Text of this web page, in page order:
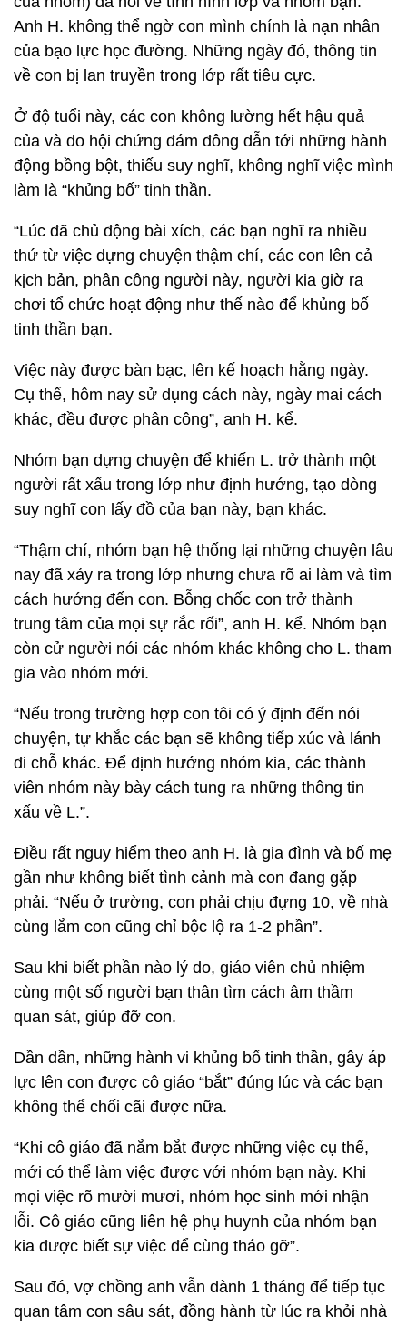
Anh H. không thể ngờ con mình chính là nạn nhân
của bạo lực học đường. Những ngày đó, thông tin
về con bị lan truyền trong lớp rất tiêu cực.
Ở độ tuổi này, các con không lường hết hậu quả
của và do hội chứng đám đông dẫn tới những hành
động bồng bột, thiếu suy nghĩ, không nghĩ việc mình
làm là “khủng bố” tinh thần.
“Lúc đã chủ động bài xích, các bạn nghĩ ra nhiều
thứ từ việc dựng chuyện thậm chí, các con lên cả
kịch bản, phân công người này, người kia giờ ra
chơi tổ chức hoạt động như thế nào để khủng bố
tinh thần bạn.
Việc này được bàn bạc, lên kế hoạch hằng ngày.
Cụ thể, hôm nay sử dụng cách này, ngày mai cách
khác, đều được phân công”, anh H. kể.
Nhóm bạn dựng chuyện để khiến L. trở thành một
người rất xấu trong lớp như định hướng, tạo dòng
suy nghĩ con lấy đồ của bạn này, bạn khác.
“Thậm chí, nhóm bạn hệ thống lại những chuyện lâu
nay đã xảy ra trong lớp nhưng chưa rõ ai làm và tìm
cách hướng đến con. Bỗng chốc con trở thành
trung tâm của mọi sự rắc rối”, anh H. kể. Nhóm bạn
còn cử người nói các nhóm khác không cho L. tham
gia vào nhóm mới.
“Nếu trong trường hợp con tôi có ý định đến nói
chuyện, tự khắc các bạn sẽ không tiếp xúc và lánh
đi chỗ khác. Để định hướng nhóm kia, các thành
viên nhóm này bày cách tung ra những thông tin
xấu về L.”.
Điều rất nguy hiểm theo anh H. là gia đình và bố mẹ
gần như không biết tình cảnh mà con đang gặp
phải. “Nếu ở trường, con phải chịu đựng 10, về nhà
cùng lắm con cũng chỉ bộc lộ ra 1-2 phần”.
Sau khi biết phần nào lý do, giáo viên chủ nhiệm
cùng một số người bạn thân tìm cách âm thầm
quan sát, giúp đỡ con.
Dần dần, những hành vi khủng bố tinh thần, gây áp
lực lên con được cô giáo “bắt” đúng lúc và các bạn
không thể chối cãi được nữa.
“Khi cô giáo đã nắm bắt được những việc cụ thể,
mới có thể làm việc được với nhóm bạn này. Khi
mọi việc rõ mười mươi, nhóm học sinh mới nhận
lỗi. Cô giáo cũng liên hệ phụ huynh của nhóm bạn
kia được biết sự việc để cùng tháo gỡ”.
Sau đó, vợ chồng anh vẫn dành 1 tháng để tiếp tục
quan tâm con sâu sát, đồng hành từ lúc ra khỏi nhà